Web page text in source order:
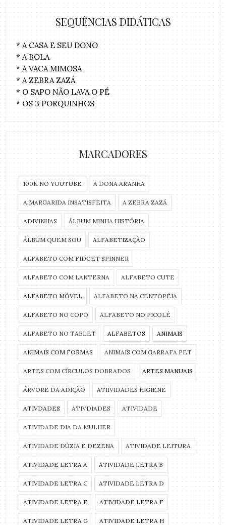
SEQUÊNCIAS DIDÁTICAS
* A CASA E SEU DONO
* A BOLA
* A VACA MIMOSA
* A ZEBRA ZAZÁ
* O SAPO NÃO LAVA O PÉ
* OS 3 PORQUINHOS
MARCADORES
100K NO YOUTUBE A DONA ARANHA
A MARGARIDA INSATISFEITA A ZEBRA ZAZÁ
ADIVINHAS ÁLBUM MINHA HISTÓRIA
ÁLBUM QUEM SOU ALFABETIZAÇÃO
ALFABETO COM FIDGET SPINNER
ALFABETO COM LANTERNA ALFABETO CUTE
ALFABETO MÓVEL ALFABETO NA CENTOPÉIA
ALFABETO NO COPO ALFABETO NO PICOLÉ
ALFABETO NO TABLET ALFABETOS ANIMAIS
ANIMAIS COM FORMAS ANIMAIS COM GARRAFA PET
ARTES COM CÍRCULOS DOBRADOS ARTES MANUAIS
ÁRVORE DA ADIÇÃO ATIIVIDADES HIGIENE
ATIVDADES ATIVDIADES ATIVIDADE
ATIVIDADE DIA DA MULHER
ATIVIDADE DÚZIA E DEZENA ATIVIDADE LEITURA
ATIVIDADE LETRA A ATIVIDADE LETRA B
ATIVIDADE LETRA C ATIVIDADE LETRA D
ATIVIDADE LETRA E ATIVIDADE LETRA F
ATIVIDADE LETRA G ATIVIDADE LETRA H